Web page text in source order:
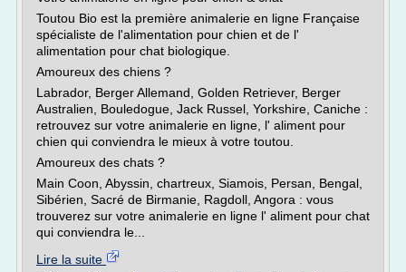
Toutou Bio est la première animalerie en ligne Française
spécialiste de l'alimentation pour chien et de l'
alimentation pour chat biologique.
Amoureux des chiens ?
Labrador, Berger Allemand, Golden Retriever, Berger
Australien, Bouledogue, Jack Russel, Yorkshire, Caniche :
retrouvez sur votre animalerie en ligne, l' aliment pour
chien qui conviendra le mieux à votre toutou.
Amoureux des chats ?
Main Coon, Abyssin, chartreux, Siamois, Persan, Bengal,
Sibérien, Sacré de Birmanie, Ragdoll, Angora : vous
trouverez sur votre animalerie en ligne l' aliment pour chat
qui conviendra le...
Lire la suite